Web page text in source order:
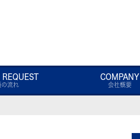
REQUEST
の流れ
COMPANY
会社概要